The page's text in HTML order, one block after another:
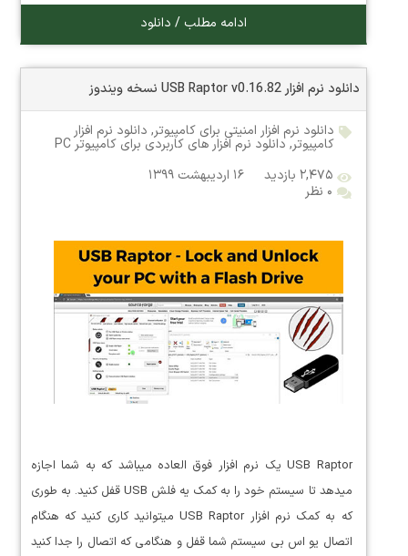
ادامه مطلب / دانلود
دانلود نرم افزار USB Raptor v0.16.82 نسخه ویندوز
دانلود نرم افزار امنیتی برای کامپیوتر, دانلود نرم افزار
کامپیوتر,دانلود نرم افزار های کاربردی برای کامپیوتر PC
۲,۴۷۵ بازدید
۱۶ اردیبهشت ۱۳۹۹
۰ نظر
USB Raptor یک نرم افزار فوق العاده میباشد که به شما اجازه
میدهد تا سیستم خود را به کمک یه فلش USB قفل کنید. به طوری
که به کمک نرم افزار USB Raptor میتوانید کاری کنید که هنگام
اتصال یو اس بی سیستم شما قفل و هنگامی که اتصال را جدا کنید